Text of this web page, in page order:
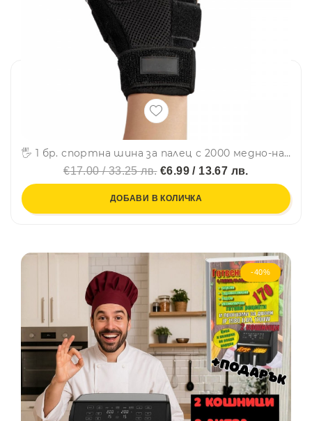
🖐 1 бр. спортна шина за палец с 2000 медно-найлонови влакна – стабилизация, компресия и облекчение при артрит, тендинит и болки в ставите
€17.00 / 33.25 лв.€6.99 / 13.67 лв.
ДОБАВИ В КОЛИЧКА
-40%